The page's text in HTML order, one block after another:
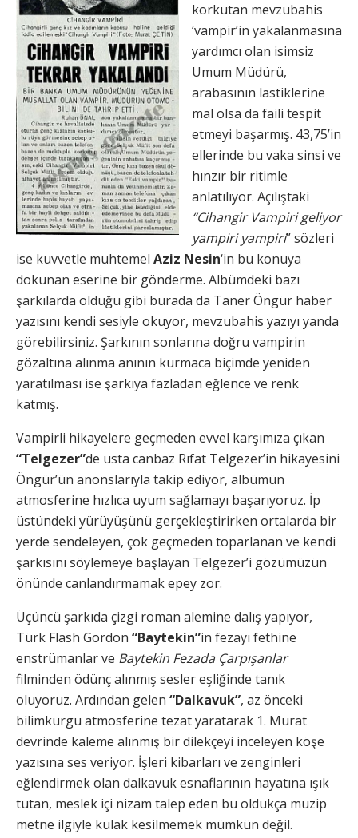
korkutan mevzubahis
‘vampir’in yakalanmasına
yardımcı olan isimsiz
Umum Müdürü,
arabasının lastiklerine
mal olsa da faili tespit
etmeyi başarmış. 43,75’in
ellerinde bu vaka sinsi ve
hınzır bir ritimle
anlatılıyor. Açılıştaki
“Cihangir Vampiri geliyor
yampiri yampiri” sözleri
ise kuvvetle muhtemel Aziz Nesin‘in bu konuya
dokunan eserine bir gönderme. Albümdeki bazı
şarkılarda olduğu gibi burada da Taner Öngür haber
yazısını kendi sesiyle okuyor, mevzubahis yazıyı yanda
görebilirsiniz. Şarkının sonlarına doğru vampirin
gözaltına alınma anının kurmaca biçimde yeniden
yaratılması ise şarkıya fazladan eğlence ve renk
katmış.
Vampirli hikayelere geçmeden evvel karşımıza çıkan
“Telgezer”de usta canbaz Rıfat Telgezer’in hikayesini
Öngür’ün anonslarıyla takip ediyor, albümün
atmosferine hızlıca uyum sağlamayı başarıyoruz. İp
üstündeki yürüyüşünü gerçekleştirirken ortalarda bir
yerde sendeleyen, çok geçmeden toparlanan ve kendi
şarkısını söylemeye başlayan Telgezer’i gözümüzün
önünde canlandırmamak epey zor.
Üçüncü şarkıda çizgi roman alemine dalış yapıyor,
Türk Flash Gordon “Baytekin”in fezayı fethine
enstrümanlar ve Baytekin Fezada Çarpışanlar
filminden ödünç alınmış sesler eşliğinde tanık
oluyoruz. Ardından gelen “Dalkavuk”, az önceki
bilimkurgu atmosferine tezat yaratarak 1. Murat
devrinde kaleme alınmış bir dilekçeyi inceleyen köşe
yazısına ses veriyor. İşleri kibarları ve zenginleri
eğlendirmek olan dalkavuk esnaflarının hayatına ışık
tutan, meslek içi nizam talep eden bu oldukça muzip
metne ilgiyle kulak kesilmemek mümkün değil.